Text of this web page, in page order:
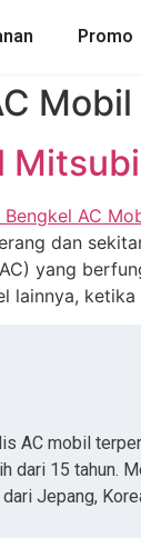
Promo
dan
yang
lainnya,
AC mobil
dari 15 tahun.
Jepang,